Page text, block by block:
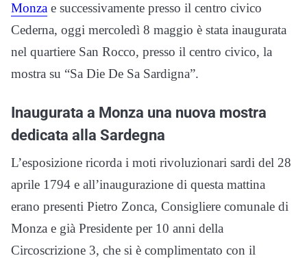
Monza e successivamente presso il centro civico
Cederna, oggi mercoledì 8 maggio è stata inaugurata
nel quartiere San Rocco, presso il centro civico, la
mostra su “Sa Die De Sa Sardigna”.
Inaugurata a Monza una nuova mostra
dedicata alla Sardegna
L’esposizione ricorda i moti rivoluzionari sardi del 28
aprile 1794 e all’inaugurazione di questa mattina
erano presenti Pietro Zonca, Consigliere comunale di
Monza e già Presidente per 10 anni della
Circoscrizione 3, che si è complimentato con il